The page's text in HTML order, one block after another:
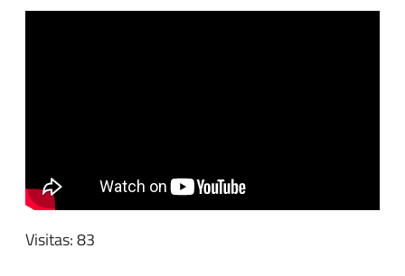
Visitas: 83